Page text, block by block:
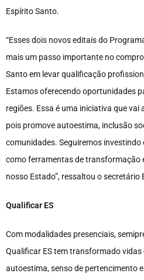
Espírito Santo.
“Esses dois novos editais do
mais um passo importante no
Santo em levar qualificação
Estamos oferecendo oportunidades
regiões. Essa é uma iniciativa que
pois promove autoestima, inclusão
comunidades. Seguiremos
como ferramentas de transformação
nosso Estado”, ressaltou o secretário
Qualificar ES
Com modalidades presenciais,
Qualificar ES tem transformado
autoestima, senso de pertencimento